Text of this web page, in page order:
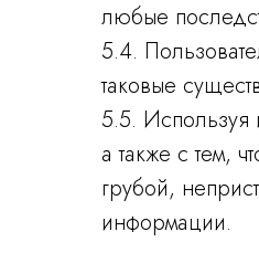
любые
5.4.
таковые
5.5. Используя
а также с тем,
грубой,
информации.